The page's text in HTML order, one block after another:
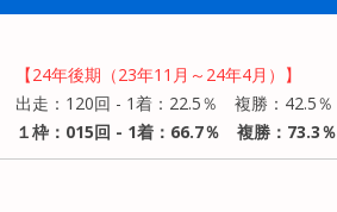
【24年後期（23年11月～24年4月）】
出走：120回 - 1着：22.5％ 複勝：42.5％
１枠：015回 - 1着：66.7％ 複勝：73.3％